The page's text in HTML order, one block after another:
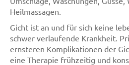
Heilmassagen.
Gicht ist an und für sich keine
schwer verlaufende Krankheit.
ernsteren Komplikationen der
eine Therapie frühzeitig und